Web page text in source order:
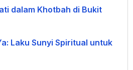
dalam Khotbah di Bukit
Laku Sunyi Spiritual untuk